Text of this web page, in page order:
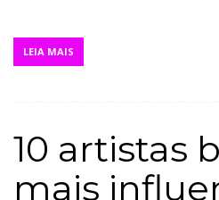
LEIA MAIS
10 artistas
mais